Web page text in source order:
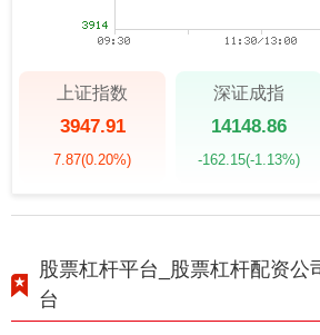
上证指数
3947.91
7.87(0.20%)
深证成指
14148.86
-162.15(-1.13%)
股票杠杆平台_股票杠杆配资公
台